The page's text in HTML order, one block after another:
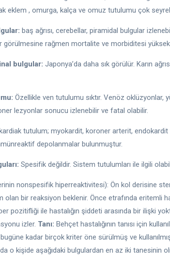
eklem , omurga, kalça ve omuz tutulumu çok
baş ağrısı, cerebellar, piramidal bulgular
görülmesine rağmen mortalite ve morbiditesi
bulgular: Japonya’da daha sık görülür. Karın
Özellikle ven tutulumu sıktır. Venöz
lezyonlar sonucu izlenebilir ve fatal olabilir.
kardiak tutulum; myokardit, koroner arterit,
depolanmalar bulunmuştur.
Spesifik değildir. Sistem tutulumları ile ilgili
nonspesifik hiperreaktivitesi): Ön kol derisine
olan bir reaksiyon beklenir. Önce etrafında eritemli
pozitifliği ile hastalığın şiddeti arasında bir ilişki
izler. Tanı: Behçet hastalığının tanısı için
kadar birçok kriter öne sürülmüş ve
o kişide aşağıdaki bulgulardan en az iki